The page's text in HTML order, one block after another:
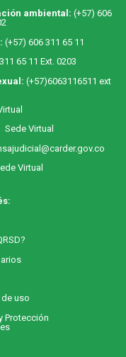
ambiental: (+57) 606
(+57) 606 311 65 11
65 11 Ext. 0203
(+57)6063116511 ext
Sede Virtual
Virtual
uso
Protección